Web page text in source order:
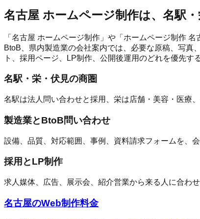
名古屋 ホームページ制作は、名駅
「名古屋 ホームページ制作」や「ホームページ制作
BtoB、県内製造業の会社案内では、必要な原稿、写真
ト、採用ページ、LP制作、公開後運用のどれを優先す
名駅・栄・伏見の商圏
名駅は法人問い合わせと採用、栄は店舗・美容・医療
製造業とBtoB問い合わせ
設備、品質、対応範囲、事例、資料請求フォームを、
採用とLP制作
求人媒体、広告、展示会、紹介営業から来る人に合わ
名古屋のWeb制作料金